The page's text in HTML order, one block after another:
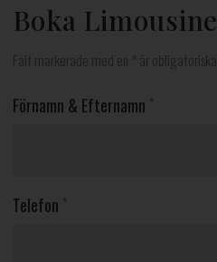
Boka Limousine
Fält markerade med en * är obligatoriska
Förnamn & Efternamn *
Telefon *